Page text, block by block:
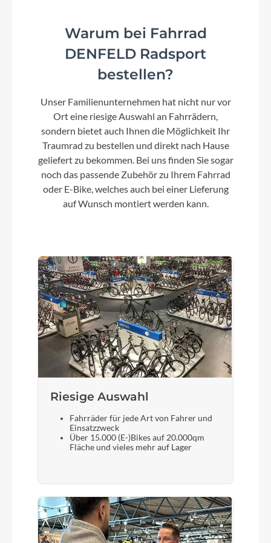
6-Loch Aufnahme und Schnellspanner
Schaltwerk
Shimano Tourney RD-TY300
Rahmenmaterial
6061 Aluminium
(Zähne)
Kassette
Shimano MF-TZ500-7, 14-28T
Lenker
Farbe
Matte Black
KMC, Z-7
Rücklicht
Warum bei Fahrrad
DENFELD Radsport
bestellen?
Unser Familienunternehmen hat nicht nur vor
Ort eine riesige Auswahl an Fahrrädern,
sondern bietet auch Ihnen die Möglichkeit Ihr
Traumrad zu bestellen und direkt nach Hause
geliefert zu bekommen. Bei uns finden Sie sogar
noch das passende Zubehör zu Ihrem Fahrrad
oder E-Bike, welches auch bei einer Lieferung
auf Wunsch montiert werden kann.
Riesige Auswahl
Fahrräder für jede Art von Fahrer und
Einsatzzweck
Über 15.000 (E-)Bikes auf 20.000qm
Fläche und vieles mehr auf Lager